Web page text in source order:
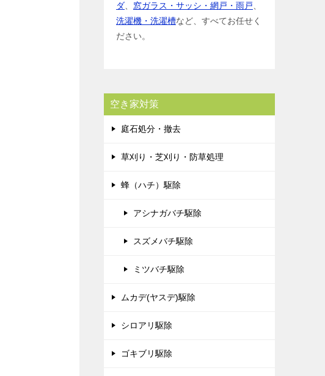
ダ
窓ガラス・サッシ・網戸・雨戸
洗濯機・洗濯槽など、すべてお任せく
ださい。
空き家対策
庭石処分・撤去
草刈り・芝刈り・防草処理
蜂（ハチ）駆除
アシナガバチ駆除
スズメバチ駆除
ミツバチ駆除
ムカデ(ヤスデ)駆除
シロアリ駆除
ゴキブリ駆除